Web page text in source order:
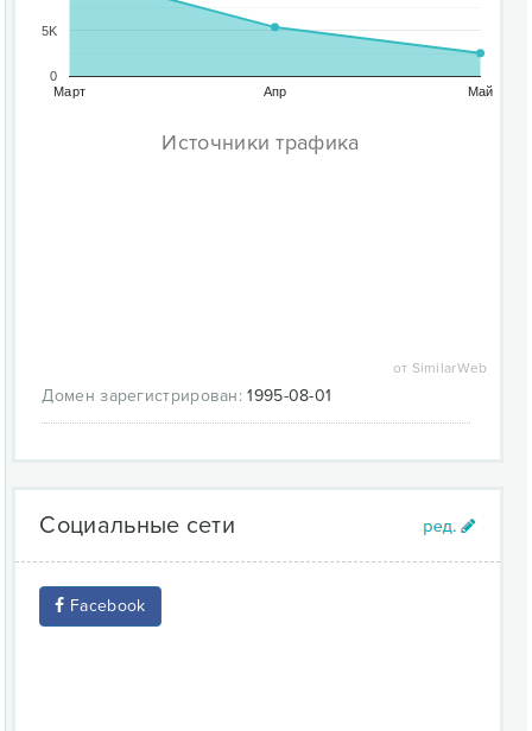
Март Апр Май
0
5K
Источники трафика
от SimilarWeb
Домен зарегистрирован: 1995-08-01
Социальные сети
Facebook